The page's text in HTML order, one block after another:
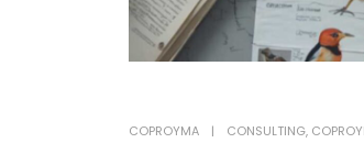
COPROYMA CONSULTING,